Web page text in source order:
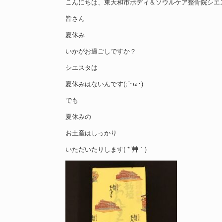
皆さん
夏休み
いかがお過ごしですか？
シエスタは
夏休みはないんです(;´･ω･)
でも
夏休みの
お土産はしっかり
いただいたりします( *´艸｀)